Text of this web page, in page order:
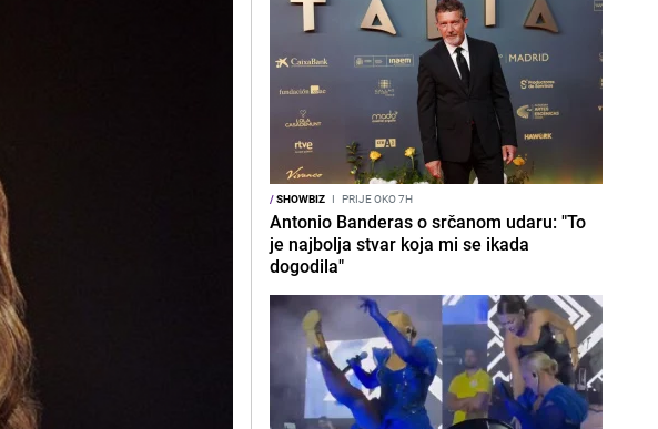
/SHOWBIZ I PRIJE OKO 7H
Antonio Banderas o srčanom udaru: "To
je najbolja stvar koja mi se ikada
dogodila"